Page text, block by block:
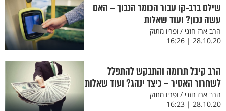
שילם ברב-קו עבור הכומר הנבוך – האם
עשה נכון? ועוד שאלות
הרב ארז חזני / ופריו מתוק
28.10.20 | 16:26
הרב קיבל תרומה והתבקש להתפלל
לשחרור האסיר – כיצד ינהג? ועוד שאלות
הרב ארז חזני / ופריו מתוק
28.10.20 | 16:23